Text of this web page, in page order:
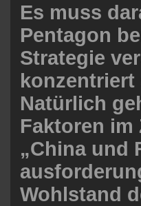
Es muss
Pentagon
Strategie
konzentriert
Natürlich
Faktoren
„China und
Wohlstand